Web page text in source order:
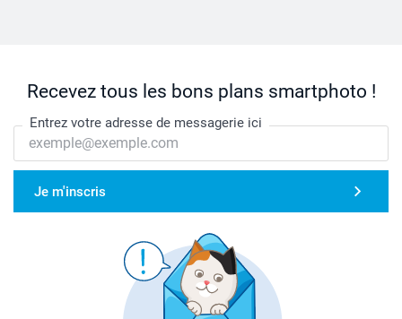
Recevez tous les bons plans smartphoto !
Entrez votre adresse de messagerie ici
Je m'inscris